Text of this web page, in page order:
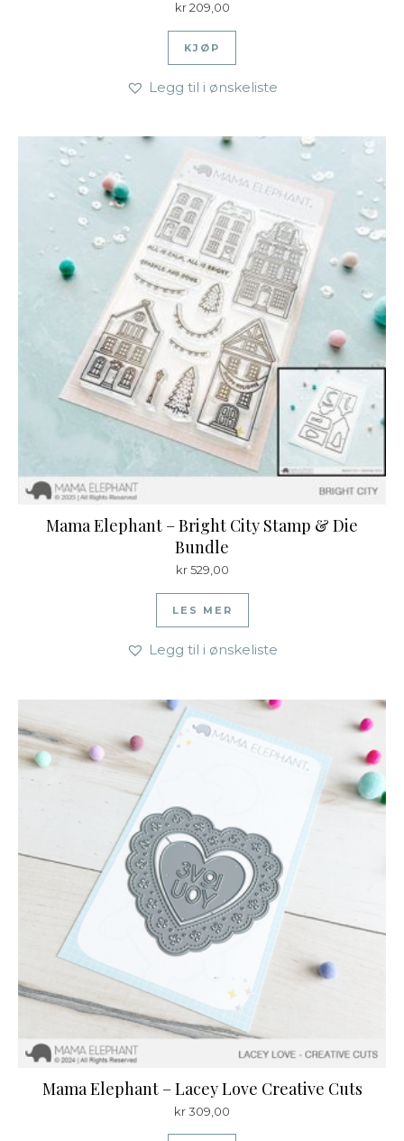
kr209,00
KJØP
Legg til i ønskeliste
Mama Elephant – Bright City Stamp & Die
Bundle
kr529,00
LES MER
Legg til i ønskeliste
Mama Elephant – Lacey Love Creative Cuts
kr309,00